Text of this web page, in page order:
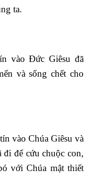
ta.
vào Đức Giêsu đã
và sống chết cho
vào Chúa Giêsu và
đi để cứu chuộc con,
với Chúa mật thiết